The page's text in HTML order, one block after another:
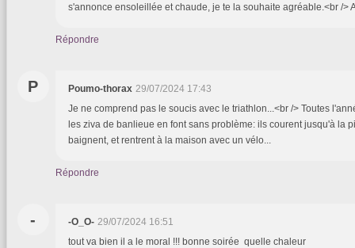
s'annonce ensoleillée et chaude, je te la souhaite agréable.<br />
Répondre
P Poumo-thorax 29/07/2024 17:43
Je ne comprend pas le soucis avec le triathlon...<br /> Toutes
les ziva de banlieue en font sans problème: ils courent jusqu'à la
baignent, et rentrent à la maison avec un vélo...
Répondre
- -O_O- 29/07/2024 16:51
tout va bien il a le moral !!! bonne soirée quelle chaleur